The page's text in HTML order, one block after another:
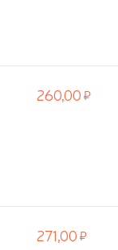
260,00
271,00